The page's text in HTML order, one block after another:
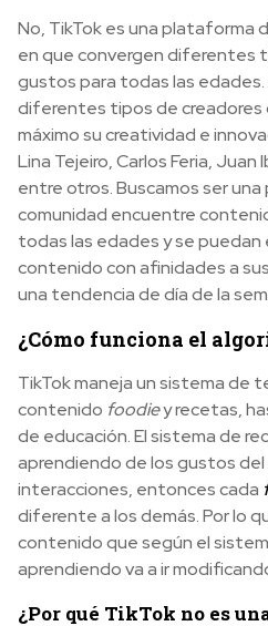
No, TikTok es una plataforma
en que convergen diferentes
gustos para todas las edades.
diferentes tipos de creadores
máximo su creatividad e
Lina Tejeiro, Carlos Feria, Juan
entre otros. Buscamos ser
comunidad encuentre
todas las edades y se
contenido con afinidades a
una tendencia de día de la
¿Cómo funciona el
TikTok maneja un sistema de
contenido foodiey recetas,
de educación. El sistema de
aprendiendo de los gustos del
interacciones, entonces cada
diferente a los demás. Por lo
contenido que según el
aprendiendo va a ir
¿Por qué TikTok no es